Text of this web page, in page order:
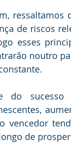
ressaltamos
de riscos
esses
noutro
do
vencedor
de